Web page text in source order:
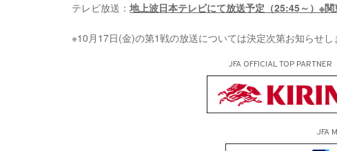
テレビ放送： 地上波日本テレビにて放送予定（25:45～）※
※10月17日(金)の第1戦の放送については決定次第お知らせし
JFA OFFICIALTOP PARTNER
JFA